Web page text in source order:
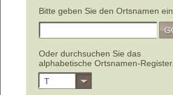
Bitte geben Sie den Ortsnamen ein.
Oder durchsuchen Sie das
alphabetische Ortsnamen-Register.
T